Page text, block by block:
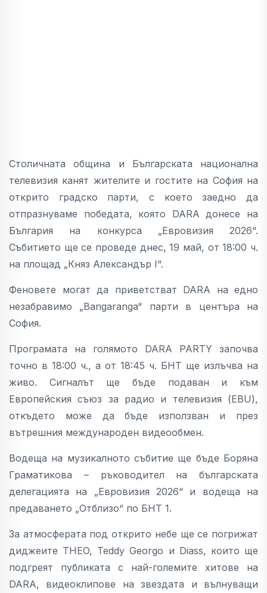
Столичната община и Българската национална
телевизия канят жителите и гостите на София на
открито градско парти, с което заедно да
отпразнуваме победата, която DARA донесе на
България на конкурса „Евровизия 2026“.
Събитието ще се проведе днес, 19 май, от 18:00 ч.
на площад „Княз Александър I“.
Феновете могат да приветстват DARA на едно
незабравимо „Bangaranga“ парти в центъра на
София.
Програмата на голямото DARA PARTY започва
точно в 18:00 ч., a oт 18:45 ч. БНТ ще излъчва на
живо. Сигналът ще бъде подаван и към
Европейския съюз за радио и телевизия (EBU),
откъдето може да бъде използван и през
вътрешния международен видеообмен.
Водеща на музикалното събитие ще бъде Боряна
Граматикова – ръководител на българската
делегацията на „Евровизия 2026“ и водеща на
предаването „Отблизо“ по БНТ 1.
За атмосферата под открито небе ще се погрижат
диджеите THEO, Teddy Georgo и Diass, които ще
подгреят публиката с най-големите хитове на
DARA, видеоклипове на звездата и вълнуващи